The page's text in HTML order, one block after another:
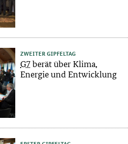
ZWEITER GIPFELTAG
G7berät über Klima,
Energie und Entwicklung